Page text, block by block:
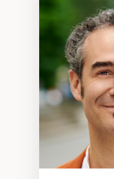
Économie
Modèles
Histoire des
Gestion
Écologie
Coopératives
Télétravail en
Transition